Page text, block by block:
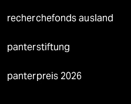
recherchefonds ausland
panterstiftung
panterpreis 2026